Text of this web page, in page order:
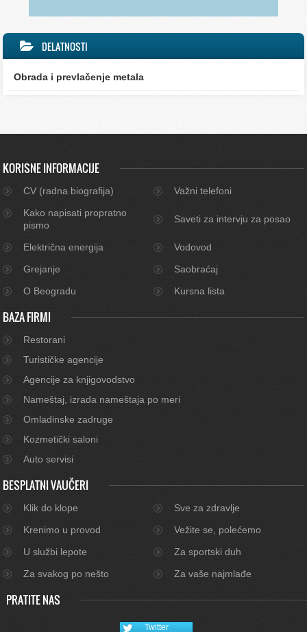
DELATNOSTI
Obrada i prevlačenje metala
KORISNE INFORMACIJE
CV (radna biografija)
Važni telefoni
Kako napisati propratno
pismo
Saveti za intervju za posao
Električna energija
Vodovod
Grejanje
Saobraćaj
O Beogradu
Kursna lista
BAZA FIRMI
Restorani
Turističke agencije
Agencije za knjigovodstvo
Nameštaj, izrada nameštaja po meri
Omladinske zadruge
Kozmetički saloni
Auto servisi
BESPLATNI VAUČERI
Klik do klope
Sve za zdravlje
Krenimo u provod
Vežite se, polećemo
U službi lepote
Za sportski duh
Za svakog po nešto
Za vaše najmlađe
PRATITE NAS
Twitter